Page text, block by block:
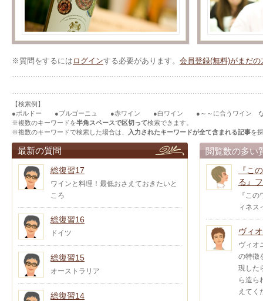
※質問をするには ログインする必要があります。 会員登録(無料)がまだの
【検索例】
●ボルドー ●ブルゴーニュ ●赤ワイン ●白ワイン ●～～に合うワイン
※複数のキーワードを半角スペースで区切って検索できます。
※複数のキーワードで検索した場合は、
入力されたキーワードが全て含まれる記事を
最新の質問
総復習17
ワインと料理！最低おさえておきたいと
ころ
総復習16
ドイツ
総復習15
オーストラリア
総復習14
閲覧数の多い
『こ
る』
『こ
ィネス
ヴィ
ヴィオ
の特徴
現した
ら造ら
えてく